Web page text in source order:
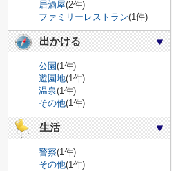
居酒屋(2件)
ファミリーレストラン(1件)
出かける
公園(1件)
遊園地(1件)
温泉(1件)
その他(1件)
生活
警察(1件)
その他(1件)